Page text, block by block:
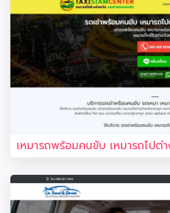
เหมารถพร้อมคนขับ เหมารถไป